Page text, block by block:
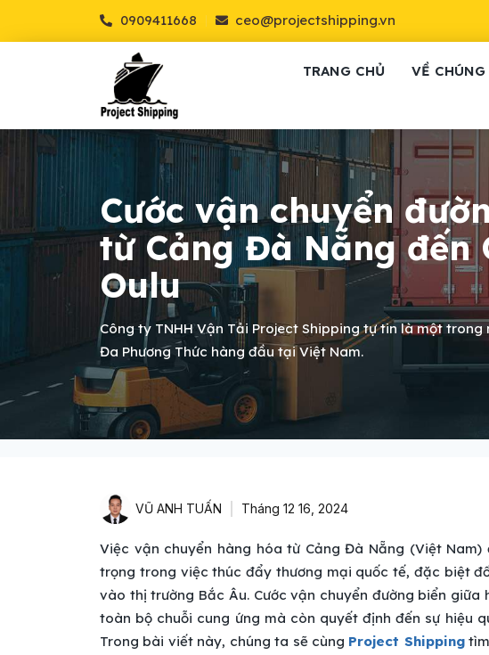
0909411668 ceo@projectshipping.vn
TRANG CHỦ VỀ
Cước vận chuyển
từ Cảng Đà Nẵng đến
Oulu
Công ty TNHH Vận Tải Project Shipping tự tin là một
Đa Phương Thức hàng đầu tại Việt Nam.
VŨ ANH TUẤN Tháng 12 16, 2024
Việc vận chuyển hàng hóa từ Cảng Đà Nẵng (Việt
trọng trong việc thúc đẩy thương mại quốc tế, đặc biệt
vào thị trường Bắc Âu. Cước vận chuyển đường biển
toàn bộ chuỗi cung ứng mà còn quyết định đến sự hiệu
Trong bài viết này, chúng ta sẽ cùng Project Shippingtìm